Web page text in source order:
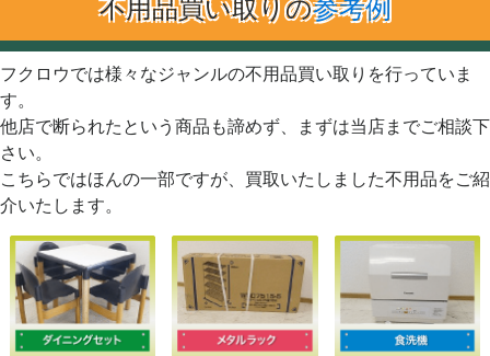
不用品買い取りの参考例
フクロウでは様々なジャンルの不用品買い取りを行っていま
す。
他店で断られたという商品も諦めず、まずは当店までご相談下
さい。
こちらではほんの一部ですが、買取いたしました不用品をご紹
介いたします。